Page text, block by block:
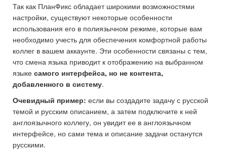
Так как ПланФикс обладает широкими возможностями
настройки, существуют некоторые особенности
использования его в полиязычном режиме, которые вам
необходимо учесть для обеспечения комфортной работы
коллег в вашем аккаунте. Эти особенности связаны с тем,
что смена языка приводит к отображению на выбранном
языке самого интерфейса, но не контента,
добавленного в систему.
Очевидный пример: если вы создадите задачу с русской
темой и русским описанием, а затем подключите к ней
англоязычного коллегу, он увидит ее в англоязычном
интерфейсе, но сами тема и описание задачи останутся
русскими.